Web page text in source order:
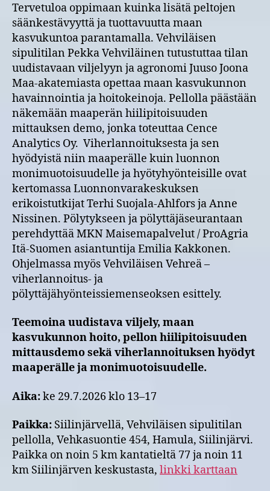
Tervetuloa oppimaan kuinka lisätä peltojen
säänkestävyyttä ja tuottavuutta maan
kasvukuntoa parantamalla. Vehviläisen
sipulitilan Pekka Vehviläinen tutustuttaa tilan
uudistavaan viljelyyn ja agronomi Juuso Joona
Maa-akatemiasta opettaa maan kasvukunnon
havainnointia ja hoitokeinoja. Pellolla päästään
näkemään maaperän hiilipitoisuuden
mittauksen demo, jonka toteuttaa Cence
Analytics Oy. Viherlannoituksesta ja sen
hyödyistä niin maaperälle kuin luonnon
monimuotoisuudelle ja hyötyhyönteisille ovat
kertomassa Luonnonvarakeskuksen
erikoistutkijat Terhi Suojala-Ahlfors ja Anne
Nissinen. Pölytykseen ja pölyttäjäseurantaan
perehdyttää MKN Maisemapalvelut / ProAgria
Itä-Suomen asiantuntija Emilia Kakkonen.
Ohjelmassa myös Vehviläisen Vehreä –
viherlannoitus- ja
pölyttäjähyönteissiemenseoksen esittely.
Teemoina uudistava viljely, maan
kasvukunnon hoito, pellon hiilipitoisuuden
mittausdemo sekä viherlannoituksen hyödyt
maaperälle ja monimuotoisuudelle.
Aika:ke 29.7.2026 klo 13–17
Paikka: Siilinjärvellä, Vehviläisen sipulitilan
pellolla, Vehkasuontie 454, Hamula, Siilinjärvi.
Paikka on noin 5 km kantatieltä 77 ja noin 11
km Siilinjärven keskustasta, linkki karttaan